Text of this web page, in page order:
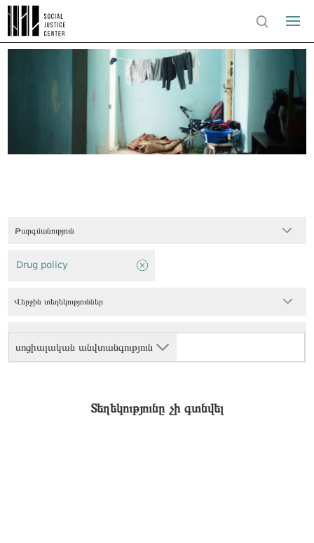
Թարգմանություն
սոցիալական անվտանգություն
Drug policy
Վերջին տեղեկություններ
Տեղեկությունը չի գտնվել